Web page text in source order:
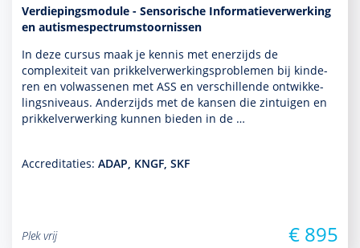
Verdiepingsmodule - Sensorische Informatieverwerking
en autismespectrumstoornissen
In deze cursus maak je kennis met enerzijds de
complexiteit van prikkelverwerkingspro­ble­men bij kin­de­
ren en vol­was­senen met ASS en ver­schil­lende ont­wikke­
lingsniveaus. Anderzijds met de kansen die zintuigen en
prikkelverwerking kunnen bieden in de …
Accreditaties: ADAP, KNGF, SKF
Plek vrij € 895